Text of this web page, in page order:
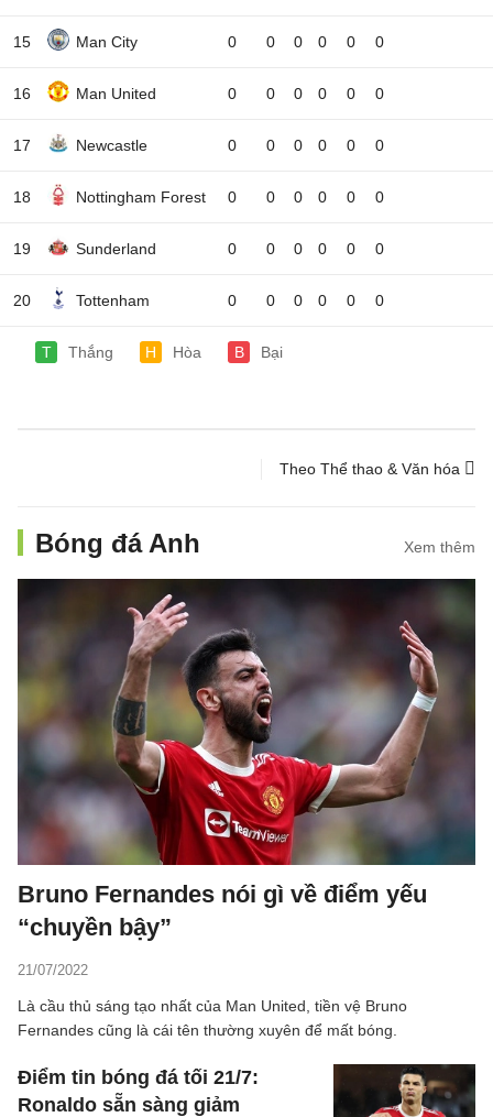
15 Man City 0 0 0 0 0 0
16 Man United 0 0 0 0 0 0
17 Newcastle 0 0 0 0 0 0
18 Nottingham Forest 0 0 0 0 0 0
19 Sunderland 0 0 0 0 0 0
20 Tottenham 0 0 0 0 0 0
T Thắng H Hòa B Bại
Theo Thể thao & Văn hóa
Bóng đá Anh Xem thêm
Bruno Fernandes nói gì về điểm yếu
“chuyền bậy”
21/07/2022
Là cầu thủ sáng tạo nhất của Man United, tiền vệ Bruno
Fernandes cũng là cái tên thường xuyên để mất bóng.
Điểm tin bóng đá tối 21/7:
Ronaldo sẵn sàng giảm